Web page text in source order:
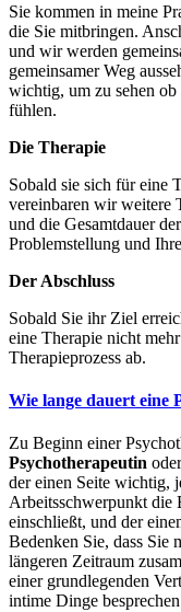
Sie kommen in meine
die Sie mitbringen.
und wir werden
gemeinsamer Weg
wichtig, um zu sehen
fühlen.
Die Therapie
Sobald sie sich für eine
vereinbaren wir weitere
und die Gesamtdauer
Problemstellung und
Der Abschluss
Sobald Sie ihr Ziel
eine Therapie nicht
Therapieprozess ab.
Wie lange dauert eine
Zu Beginn einer
Psychotherapeutin
der einen Seite wichtig,
Arbeitsschwerpunkt die
einschließt, und der
Bedenken Sie, dass Sie
längeren Zeitraum
einer grundlegenden
intime Dinge